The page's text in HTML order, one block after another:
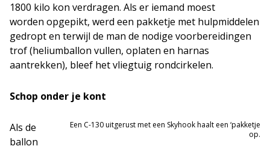
1800 kilo kon verdragen. Als er iemand moest
worden opgepikt, werd een pakketje met hulpmiddelen
gedropt en terwijl de man de nodige voorbereidingen
trof (heliumballon vullen, oplaten en harnas
aantrekken), bleef het vliegtuig rondcirkelen.
Schop onder je kont
Een C-130 uitgerust met een Skyhook haalt een ‘pakketje
op.
Als de
ballon